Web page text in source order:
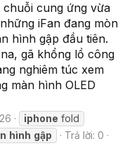
cung ứng vừa
iFan đang mòn
hình gập đầu tiên.
gã khổng lồ công
nghiêm túc xem
màn hình OLED
iphone fold
hình gập
Trả lời: 0